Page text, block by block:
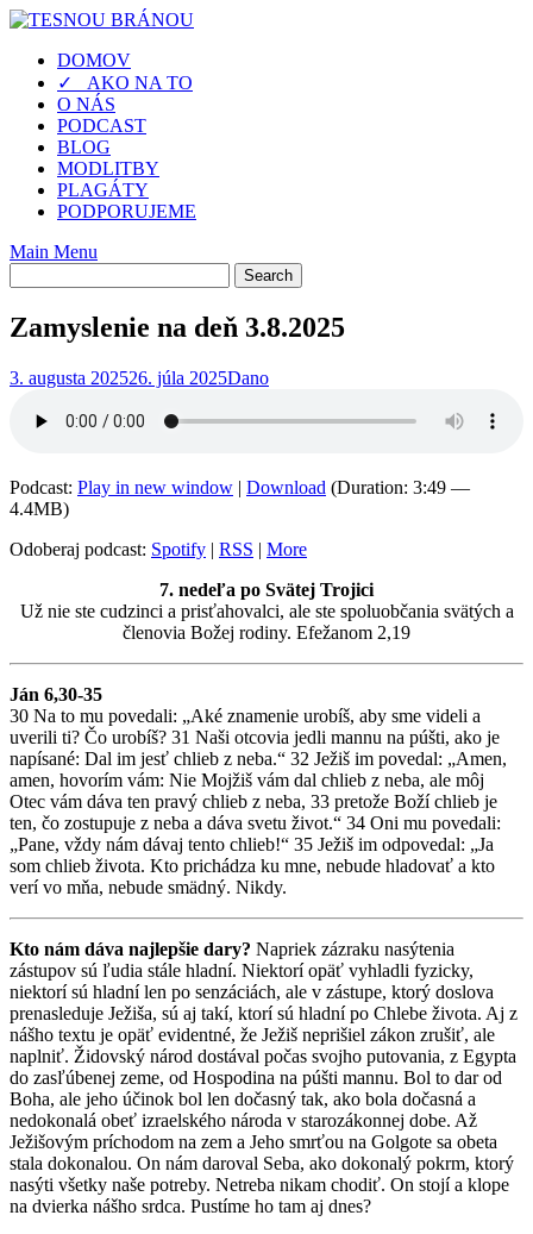
Skip
contentDOMOV
✓ AKO NA TO
O NÁS
PODCAST
BLOG
MODLITBY
PLAGÁTY
PODPORUJEME
Main Menu
Zamyslenie na deň 3.8.2025
3. augusta 202526. júla 2025Dano
Podcast: Play in new window | Download (Duration: 3:49 —
4.4MB)
Odoberaj podcast: Spotify | RSS | More
7. nedeľa po Svätej Trojici
Už nie ste cudzinci a prisťahovalci, ale ste spoluobčania svätých a
členovia Božej rodiny. Efežanom 2,19
Ján 6,30-35
30 Na to mu povedali: „Aké znamenie urobíš, aby sme videli a
uverili ti? Čo urobíš? 31 Naši otcovia jedli mannu na púšti, ako je
napísané: Dal im jesť chlieb z neba.“ 32 Ježiš im povedal: „Amen,
amen, hovorím vám: Nie Mojžiš vám dal chlieb z neba, ale môj
Otec vám dáva ten pravý chlieb z neba, 33 pretože Boží chlieb je
ten, čo zostupuje z neba a dáva svetu život.“ 34 Oni mu povedali:
„Pane, vždy nám dávaj tento chlieb!“ 35 Ježiš im odpovedal: „Ja
som chlieb života. Kto prichádza ku mne, nebude hladovať a kto
verí vo mňa, nebude smädný. Nikdy.
Kto nám dáva najlepšie dary? Napriek zázraku nasýtenia
zástupov sú ľudia stále hladní. Niektorí opäť vyhladli fyzicky,
niektorí sú hladní len po senzáciách, ale v zástupe, ktorý doslova
prenasleduje Ježiša, sú aj takí, ktorí sú hladní po Chlebe života. Aj z
nášho textu je opäť evidentné, že Ježiš neprišiel zákon zrušiť, ale
naplniť. Židovský národ dostával počas svojho putovania, z Egypta
do zasľúbenej zeme, od Hospodina na púšti mannu. Bol to dar od
Boha, ale jeho účinok bol len dočasný tak, ako bola dočasná a
nedokonalá obeť izraelského národa v starozákonnej dobe. Až
Ježišovým príchodom na zem a Jeho smrťou na Golgote sa obeta
stala dokonalou. On nám daroval Seba, ako dokonalý pokrm, ktorý
nasýti všetky naše potreby. Netreba nikam chodiť. On stojí a klope
na dvierka nášho srdca. Pustíme ho tam aj dnes?